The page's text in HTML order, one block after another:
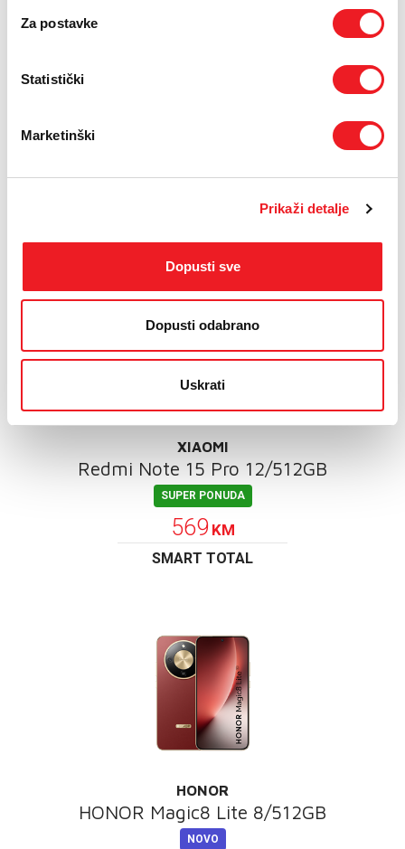
Za postavke
Statistički
Marketinški
Prikaži detalje
Dopusti sve
Dopusti odabrano
Uskrati
IZDVAJAMO IZ PONUDE
XIAOMI
Redmi Note 15 Pro 12/512GB
SUPER PONUDA
569 KM
SMART TOTAL
HONOR
HONOR Magic8 Lite 8/512GB
NOVO